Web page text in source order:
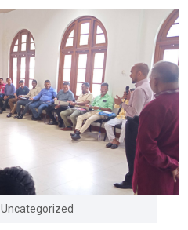
Uncategorized